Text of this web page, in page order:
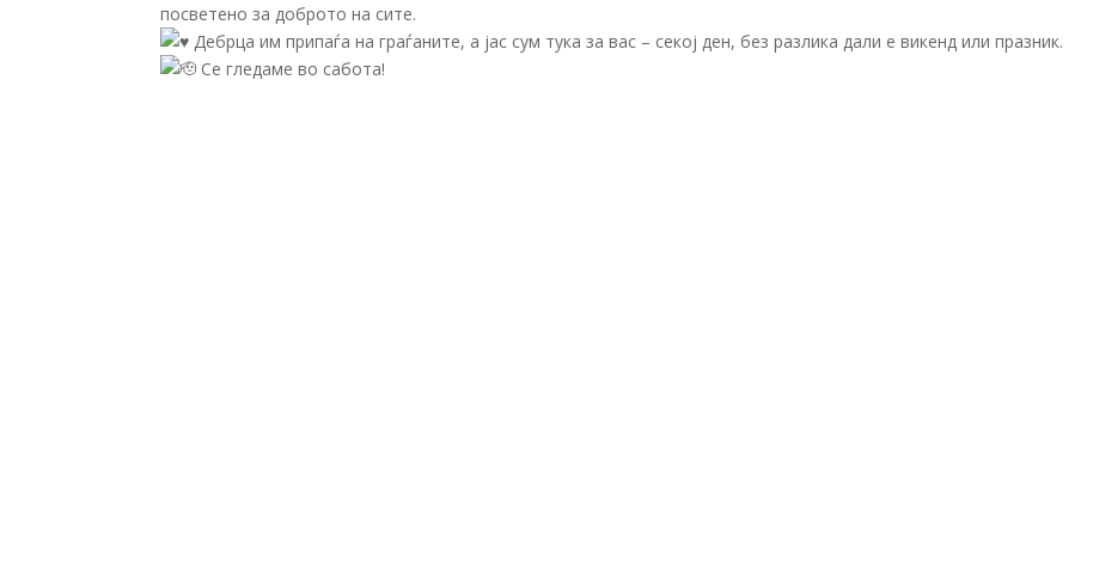
посветено за доброто на сите.
Дебрца им припаѓа на граѓаните, а јас сум тука за вас – секој ден, без разлика дали е викенд или празник.
Се гледаме во сабота!